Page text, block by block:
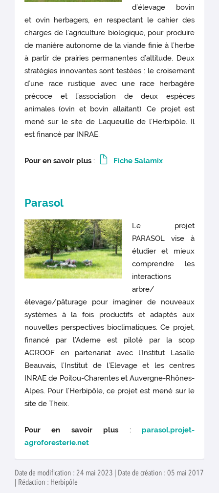
d’élevage bovin
et ovin herbagers, en respectant le cahier des
charges de l’agriculture biologique, pour produire
de manière autonome de la viande finie à l’herbe
à partir de prairies permanentes d’altitude. Deux
stratégies innovantes sont testées : le croisement
d’une race rustique avec une race herbagère
précoce et l’association de deux espèces
animales (ovin et bovin allaitant). Ce projet est
mené sur le site de Laqueuille de l’Herbipôle. Il
est financé par INRAE.
Pour en savoir plus : Fiche Salamix
Parasol
Le projet
PARASOL vise à
étudier et mieux
comprendre les
interactions
arbre/
élevage/pâturage pour imaginer de nouveaux
systèmes à la fois productifs et adaptés aux
nouvelles perspectives bioclimatiques. Ce projet,
financé par l’Ademe est piloté par la scop
AGROOF en partenariat avec l’Institut Lasalle
Beauvais, l’Institut de l’Elevage et les centres
INRAE de Poitou-Charentes et Auvergne-Rhônes-
Alpes. Pour l’Herbipôle, ce projet est mené sur le
site de Theix.
Pour en savoir plus : parasol.projet-
agroforesterie.net
Date de modification : 24 mai 2023 | Date de création : 05 mai 2017
| Rédaction : Herbipôle